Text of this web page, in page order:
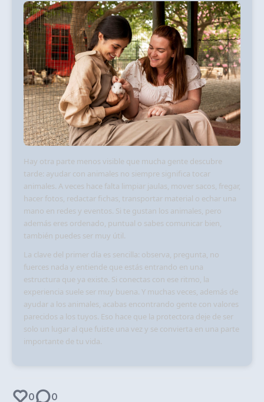
Hay otra parte menos visible que mucha gente descubre
tarde: ayudar con animales no siempre significa tocar
animales. A veces hace falta limpiar jaulas, mover sacos, fregar,
hacer fotos, redactar fichas, transportar material o echar una
mano en redes y eventos. Si te gustan los animales, pero
además eres ordenado, puntual o sabes comunicar bien,
también puedes ser muy útil.
La clave del primer día es sencilla: observa, pregunta, no
fuerces nada y entiende que estás entrando en una
estructura que ya existe. Si conectas con ese ritmo, la
experiencia suele ser muy buena. Y muchas veces, además de
ayudar a los animales, acabas encontrando gente con valores
parecidos a los tuyos. Eso hace que la protectora deje de ser
solo un lugar al que fuiste una vez y se convierta en una parte
importante de tu vida.
0 0